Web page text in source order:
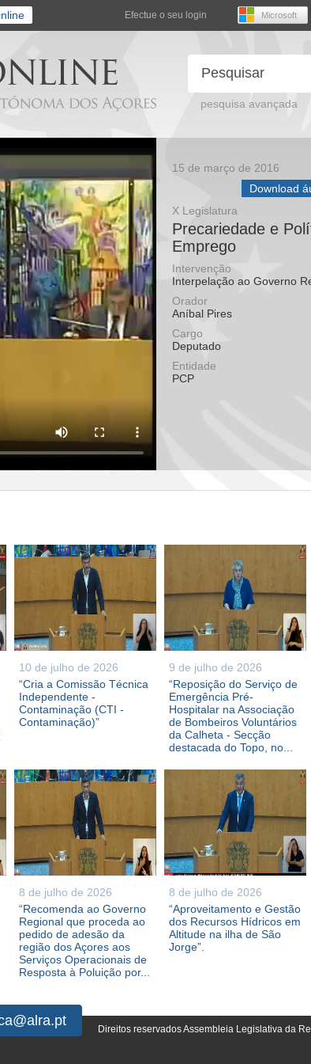
Efectue o seu login Microsoft
pesquisa avançada
15 de março de 2016
Download
X Legislatura
Precariedade e
Emprego
Intervenção
Interpelação ao Governo
Orador
Aníbal Pires
Cargo
Deputado
Entidade
PCP
10 de julho de 2026
“Cria a Comissão Técnica
Independente -
Contaminação (CTI -
Contaminação)”
9 de julho de 2026
“Reposição do Serviço de
Emergência Pré-
Hospitalar na Associação
de Bombeiros Voluntários
da Calheta - Secção
destacada do Topo, no...
8 de julho de 2026
“Recomenda ao Governo
Regional que proceda ao
pedido de adesão da
região dos Açores aos
Serviços Operacionais de
Resposta à Poluição por...
8 de julho de 2026
“Aproveitamento e Gestão
dos Recursos Hídricos em
Altitude na ilha de São
Jorge”.
Direitos reservados Assembleia Legislativa da